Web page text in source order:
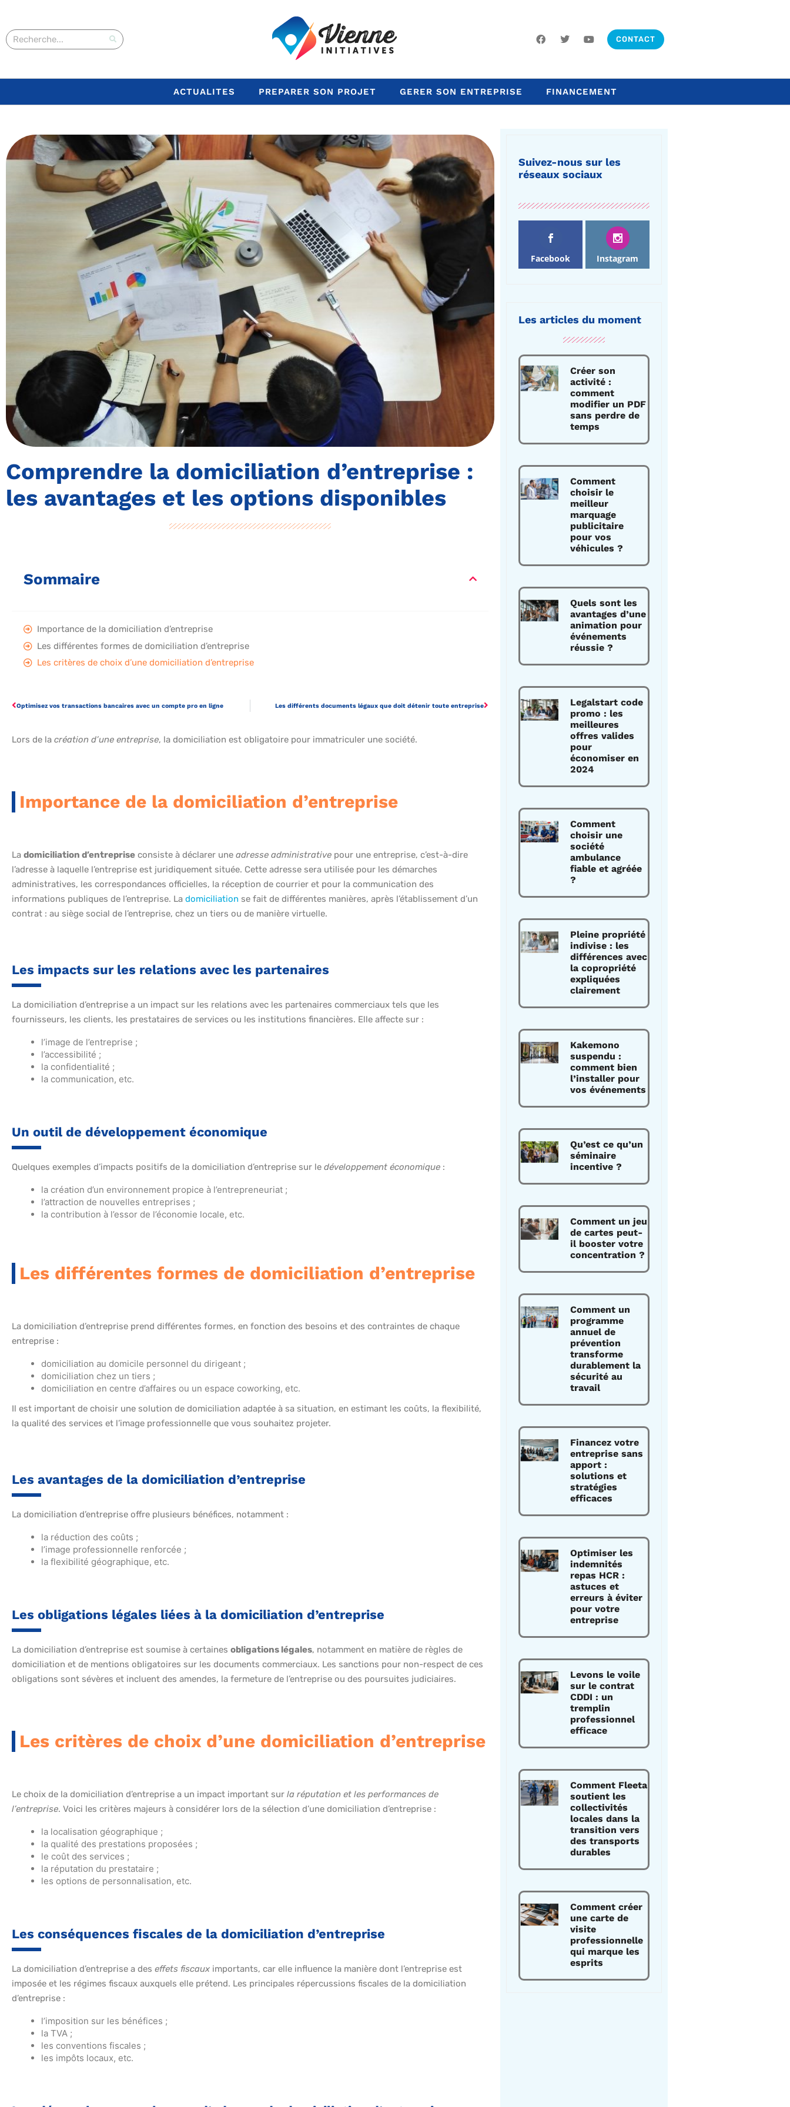
CONTACT
ACTUALITES PREPARER SON PROJET GERER SON ENTREPRISE FINANCEMENT
Comprendre la domiciliation d’entreprise :
les avantages et les options disponibles
Sommaire
Importance de la domiciliation d’entreprise
Les différentes formes de domiciliation d’entreprise
Les critères de choix d’une domiciliation d’entreprise
Optimisez vos transactions bancaires avec un compte pro en ligne Les différents documents légaux que doit détenir toute entreprise
Lors de la création d’une entreprise, la domiciliation est obligatoire pour immatriculer une société.
Importance de la domiciliation d’entreprise
La domiciliation d’entreprise consiste à déclarer une adresse administrative pour une entreprise, c’est-à-dire
l’adresse à laquelle l’entreprise est juridiquement située. Cette adresse sera utilisée pour les démarches
administratives, les correspondances officielles, la réception de courrier et pour la communication des
informations publiques de l’entreprise. La domiciliation se fait de différentes manières, après l’établissement d’un
contrat : au siège social de l’entreprise, chez un tiers ou de manière virtuelle.
Les impacts sur les relations avec les partenaires
La domiciliation d’entreprise a un impact sur les relations avec les partenaires commerciaux tels que les
fournisseurs, les clients, les prestataires de services ou les institutions financières. Elle affecte sur :
l’image de l’entreprise ;
l’accessibilité ;
la confidentialité ;
la communication, etc.
Un outil de développement économique
Quelques exemples d’impacts positifs de la domiciliation d’entreprise sur le développement économique :
la création d’un environnement propice à l’entrepreneuriat ;
l’attraction de nouvelles entreprises ;
la contribution à l’essor de l’économie locale, etc.
Les différentes formes de domiciliation d’entreprise
La domiciliation d’entreprise prend différentes formes, en fonction des besoins et des contraintes de chaque
entreprise :
domiciliation au domicile personnel du dirigeant ;
domiciliation chez un tiers ;
domiciliation en centre d’affaires ou un espace coworking, etc.
Il est important de choisir une solution de domiciliation adaptée à sa situation, en estimant les coûts, la flexibilité,
la qualité des services et l’image professionnelle que vous souhaitez projeter.
Les avantages de la domiciliation d’entreprise
La domiciliation d’entreprise offre plusieurs bénéfices, notamment :
la réduction des coûts ;
l’image professionnelle renforcée ;
la flexibilité géographique, etc.
Les obligations légales liées à la domiciliation d’entreprise
La domiciliation d’entreprise est soumise à certaines obligations légales, notamment en matière de règles de
domiciliation et de mentions obligatoires sur les documents commerciaux. Les sanctions pour non-respect de ces
obligations sont sévères et incluent des amendes, la fermeture de l’entreprise ou des poursuites judiciaires.
Les critères de choix d’une domiciliation d’entreprise
Le choix de la domiciliation d’entreprise a un impact important sur la réputation et les performances de
l’entreprise. Voici les critères majeurs à considérer lors de la sélection d’une domiciliation d’entreprise :
la localisation géographique ;
la qualité des prestations proposées ;
le coût des services ;
la réputation du prestataire ;
les options de personnalisation, etc.
Les conséquences fiscales de la domiciliation d’entreprise
La domiciliation d’entreprise a des effets fiscaux importants, car elle influence la manière dont l’entreprise est
imposée et les régimes fiscaux auxquels elle prétend. Les principales répercussions fiscales de la domiciliation
d’entreprise :
l’imposition sur les bénéfices ;
la TVA ;
les conventions fiscales ;
les impôts locaux, etc.
Suivez-nous sur les
réseaux sociaux
Facebook Instagram
Les articles du moment
Créer son
activité :
comment
modifier un PDF
sans perdre de
temps
Comment
choisir le
meilleur
marquage
publicitaire
pour vos
véhicules ?
Quels sont les
avantages d’une
animation pour
événements
réussie ?
Legalstart code
promo : les
meilleures
offres valides
pour
économiser en
2024
Comment
choisir une
société
ambulance
fiable et agréée
?
Pleine propriété
indivise : les
différences avec
la copropriété
expliquées
clairement
Kakemono
suspendu :
comment bien
l’installer pour
vos événements
Qu’est ce qu’un
séminaire
incentive ?
Comment un jeu
de cartes peut-
il booster votre
concentration ?
Comment un
programme
annuel de
prévention
transforme
durablement la
sécurité au
travail
Financez votre
entreprise sans
apport :
solutions et
stratégies
efficaces
Optimiser les
indemnités
repas HCR :
astuces et
erreurs à éviter
pour votre
entreprise
Levons le voile
sur le contrat
CDDI : un
tremplin
professionnel
efficace
Comment Fleeta
soutient les
collectivités
locales dans la
transition vers
des transports
durables
Comment créer
une carte de
visite
professionnelle
qui marque les
esprits